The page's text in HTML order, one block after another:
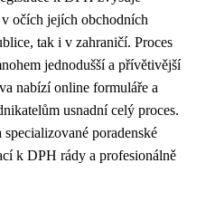
očích jejích obchodních
tak i v zahraničí. Proces
jednodušší a přívětivější
nabízí online formuláře a
usnadní celý proces.
poradenské
k DPH rády a profesionálně